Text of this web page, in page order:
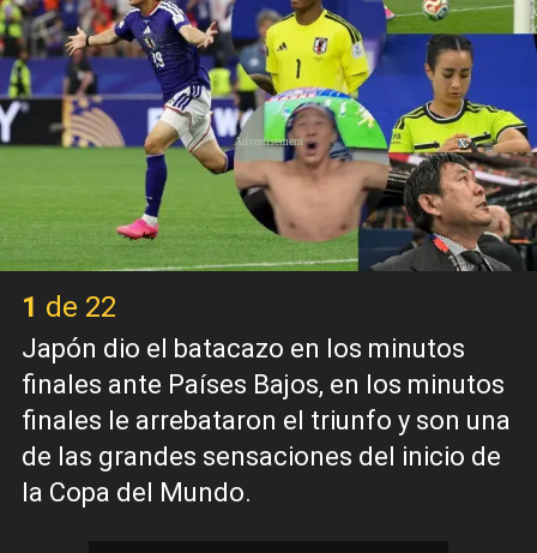
1 de 22
Japón dio el batacazo en los minutos
finales ante Países Bajos, en los minutos
finales le arrebataron el triunfo y son una
de las grandes sensaciones del inicio de
la Copa del Mundo.
X